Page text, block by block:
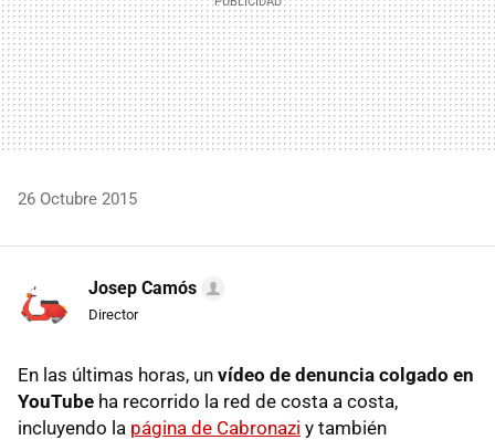
26 Octubre 2015
Josep Camós
Director
En las últimas horas, un vídeo de denuncia colgado en
YouTube ha recorrido la red de costa a costa,
incluyendo la página de Cabronazi y también